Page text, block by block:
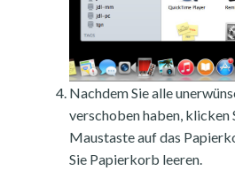
Nachdem Sie alle
verschoben haben, klicken
Maustaste auf das
Sie Papierkorb leeren.